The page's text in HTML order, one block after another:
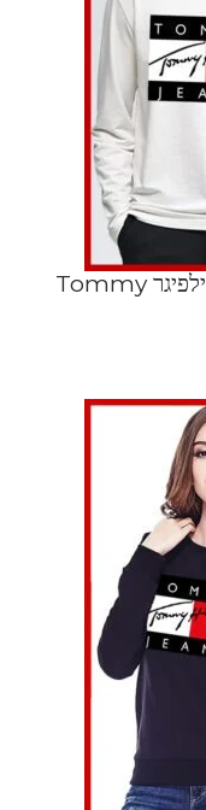
קטלוג חולצות ארוכות לגברים טומי הילפיגר Tommy